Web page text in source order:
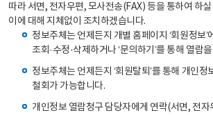
따라 서면, 전자우편, 모사전송(FAX) 등을 통하여 하
이에 대해 지체없이 조치하겠습니다.
정보주체는 언제든지 개별 홈페이지 ‘회원정보’
조회·수정·삭제하거나 ‘문의하기’를 통해 열람
정보주체는 언제든지 ‘회원탈퇴’를 통해 개인정
철회가 가능합니다.
개인정보 열람청구 담당자에게 연락(서면, 전자